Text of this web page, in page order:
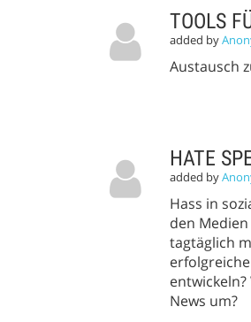
TOOLS
added by
Austausch
HATE
added by
Hass in
den
tagtäglich
News um?